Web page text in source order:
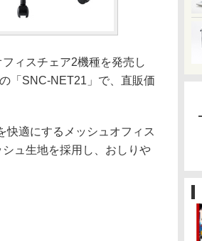
ィスチェア2機種を発売し
「SNC-NET21」で、直販価
適にするメッシュオフィス
ュ生地を採用し、おしりや